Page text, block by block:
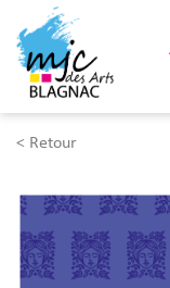
< Retour